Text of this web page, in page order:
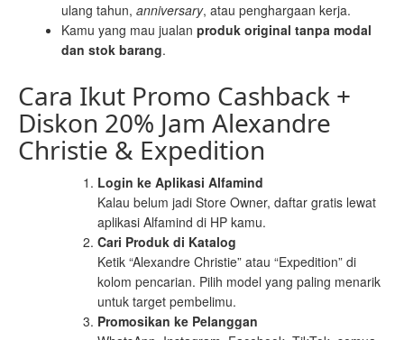
ulang tahun, anniversary, atau penghargaan kerja.
Kamu yang mau jualan produk original tanpa modal
dan stok barang.
Cara Ikut Promo Cashback +
Diskon 20% Jam Alexandre
Christie & Expedition
Login ke Aplikasi Alfamind
Kalau belum jadi Store Owner, daftar gratis lewat
aplikasi Alfamind di HP kamu.
Cari Produk di Katalog
Ketik “Alexandre Christie” atau “Expedition” di
kolom pencarian. Pilih model yang paling menarik
untuk target pembelimu.
Promosikan ke Pelanggan